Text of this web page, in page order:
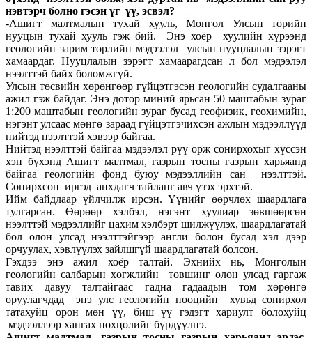
нэвтэрч болно гэсэн үг үү, эсвэл?
-Ашигт малтмалын тухай хууль, Монгол Улсын төрийн
нууцын тухай хууль гэж бий. Энэ хоёр хуулийн хүрээнд
геологийн зарим төрлийн мэдээлэл улсын нууцлалын зэрэгт
хамаардаг. Нууцлалын зэрэгт хамаарагдсан л бол мэдээлэл
нээлттэй байх боломжгүй.
Улсын төсвийн хөрөнгөөр гүйцэтгэсэн геологийн судалгааны
ажил гэж байдаг. Энэ дотор миний ярьсан 50 маштабын зураг
1:200 маштабын геологийн зураг бусад геофизик, геохимийн,
нэгэнт улсаас мөнгө зараад гүйцэтгэчихсэн ажлын мэдээллүүд
нийтэд нээлттэй хэвээр байгаа.
Нийтэд нээлттэй байгаа мэдээлэл рүү орж сонирхохыг хүссэн
хэн бүхэнд Ашигт малтмал, газрын тосны газрын харьяанд
байгаа геологийн фонд буюу мэдээллийн сан нээлттэй.
Сонирхсон иргэд анхдагч тайланг авч үзэх эрхтэй.
Ийм байдлаар үйлчилж ирсэн. Үүнийг өөрчлөх шаардлага
тулгарсан. Өөрөөр хэлбэл, нэгэнт хуулиар зөвшөөрсөн
нээлттэй мэдээллийг цахим хэлбэрт шилжүүлэх, шаардлагатай
бол олон улсад нээлттэйгээр англи болон бусад хэл дээр
орчуулах, хэвлүүлэх зайлшгүй шаардлагатай болсон.
Гэхдээ энэ ажил хоёр талтай. Эхнийх нь, Монголын
геологийн салбарын хөгжлийн төвшинг олон улсад гаргаж
тавих давуу талтайгаас гадна гадаадын том хөрөнгө
оруулагчдад энэ улс геологийн нөөцийн хувьд сонирхол
татахуйц орон мөн үү, биш үү гэдэгт хариулт болохуйц
мэдээллээр хангах нөхцөлийг бүрдүүлнэ.